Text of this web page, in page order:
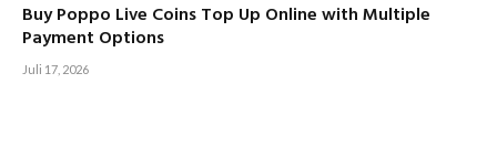
Buy Poppo Live Coins Top Up Online with Multiple
Payment Options
Juli 17, 2026